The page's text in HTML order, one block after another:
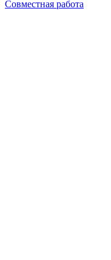
Совместная работа